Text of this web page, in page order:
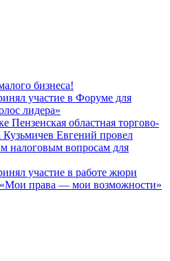
бизнеса!
участие в Форуме для
лидера»
Пензенская областная торгово-
Евгений провел
налоговым вопросам для
участие в работе жюри
«Мои права — мои возможности»